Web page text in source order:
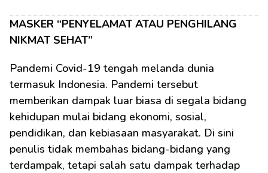
MASKER “PENYELAMAT ATAU PENGHILANG
NIKMAT SEHAT”
Pandemi Covid-19 tengah melanda dunia
termasuk Indonesia. Pandemi tersebut
memberikan dampak luar biasa di segala bidang
kehidupan mulai bidang ekonomi, sosial,
pendidikan, dan kebiasaan masyarakat. Di sini
penulis tidak membahas bidang-bidang yang
terdampak, tetapi salah satu dampak terhadap